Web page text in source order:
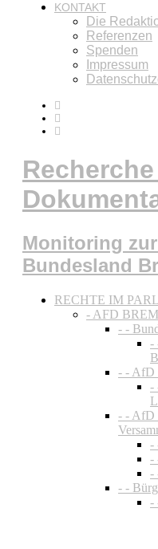
KONTAKT
Die
Referenzen
Spenden
Impressum
Monitoring
Bundesland
RECHTE IM
- AFD
- -
-
- - AfD
-
- - AfD
-
-
-
- -
-